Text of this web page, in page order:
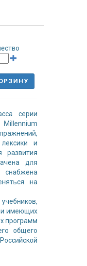
серии
Millennium
и
развития
для
снабжена
на
имеющих
программ
общего